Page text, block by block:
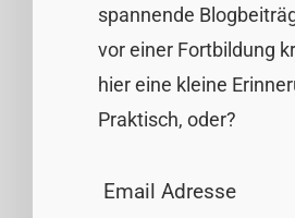
spannende
vor einer Fortbildung
hier eine kleine
Praktisch, oder?
Email Adresse